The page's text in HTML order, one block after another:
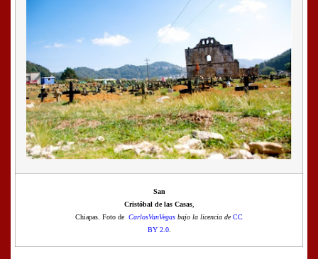
San
Cristóbal de las Casas,
Chiapas. Foto de CarlosVanVegas bajo la licencia deCC
BY 2.0.